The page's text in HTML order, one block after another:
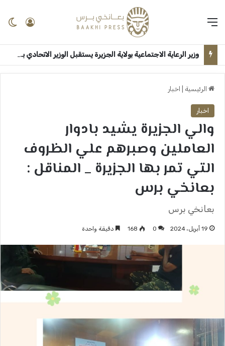
وزير الرعاية الاجتماعية بولاية الجزيرة يستقبل الوزير الاتحادي بقصر الضيافة ــ ودمدني : سلمى امين
الرئيسية اخبار
اخبار
والي الجزيرة يشيد بادوار
العاملين وصبرهم علي الظروف
التي تمر بها الجزيرة _ المناقل :
بعانخي برس
بعانخي برس
19 أبريل، 2024 0
168 دقيقة واحدة